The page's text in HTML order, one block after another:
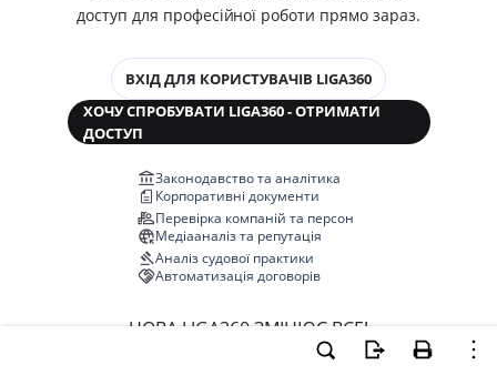
доступ для професійної роботи прямо зараз.
ВХІД ДЛЯ КОРИСТУВАЧІВ LIGA360
ХОЧУ СПРОБУВАТИ LIGA360 - ОТРИМАТИ
ДОСТУП
Законодавство та аналітика
Корпоративні документи
Перевірка компаній та персон
Медіааналіз та репутація
Аналіз судової практики
Автоматизація договорів
НОВА LIGA360 ЗМІНЮЄ ВСЕ!